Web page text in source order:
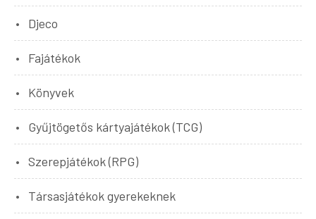
Djeco
Fajátékok
Könyvek
Gyűjtögetős kártyajátékok (TCG)
Szerepjátékok (RPG)
Társasjátékok gyerekeknek